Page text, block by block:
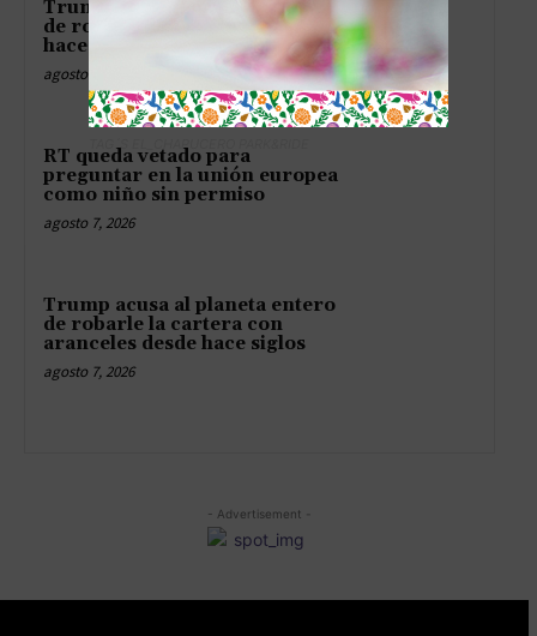
Trump acusa al mundo entero
de robarle con aranceles desde
hace décadas
agosto 7, 2026
RT queda vetado para
preguntar en la unión europea
como niño sin permiso
agosto 7, 2026
Trump acusa al planeta entero
de robarle la cartera con
aranceles desde hace siglos
agosto 7, 2026
- Advertisement -